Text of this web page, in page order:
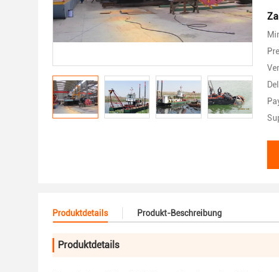
Produktdetails Produkt-Beschreibung
Produktdetails